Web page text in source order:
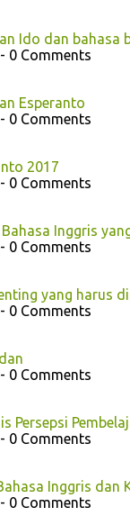
Ido dan bahasa
0 Comments
Esperanto
0 Comments
2017
0 Comments
Inggris
0 Comments
yang harus
0 Comments
0 Comments
Persepsi
0 Comments
Inggris dan
0 Comments